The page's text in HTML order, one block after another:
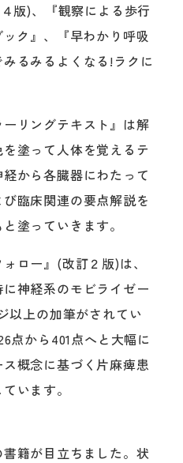
版)、『観察による歩行
ク』、『早わかり呼吸
るみるよくなる!ラクに
リングテキスト』は解
塗って人体を覚えるテ
から各臓器にわたって
臨床関連の要点解説を
塗っていきます。
ロー』(改訂２版)は、
神経系のモビライゼー
以上の加筆がされてい
点から401点へと大幅に
概念に基づく片麻痺患
います。
籍が目立ちました。状